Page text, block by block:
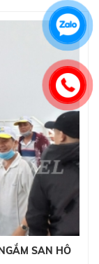
SAN HÔ